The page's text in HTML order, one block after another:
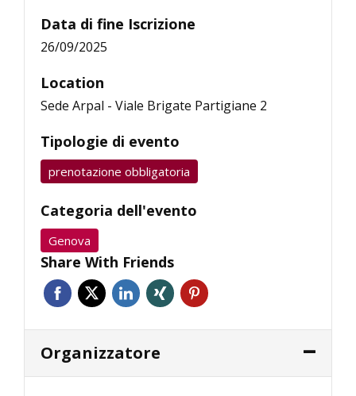
Data di fine Iscrizione
26/09/2025
Location
Sede Arpal - Viale Brigate Partigiane 2
Tipologie di evento
prenotazione obbligatoria
Categoria dell'evento
Genova
Share With Friends
Organizzatore